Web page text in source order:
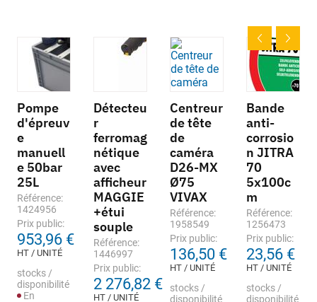
Pompe
d'épreuv
e
manuell
e 50bar
25L
Référence:
1424956
Prix public:
953,96 €
HT / UNITÉ
stocks /
disponibilité
En
Détecteu
r
ferromag
nétique
avec
afficheur
MAGGIE
+étui
souple
Référence:
1446997
Prix public:
2 276,82 €
HT / UNITÉ
Centreur
de tête
de
caméra
D26-MX
Ø75
VIVAX
Référence:
1958549
Prix public:
136,50 €
HT / UNITÉ
stocks /
disponibilité
Bande
anti-
corrosio
n JITRA
70
5x100c
m
Référence:
1256473
Prix public:
23,56 €
HT / UNITÉ
stocks /
disponibilité